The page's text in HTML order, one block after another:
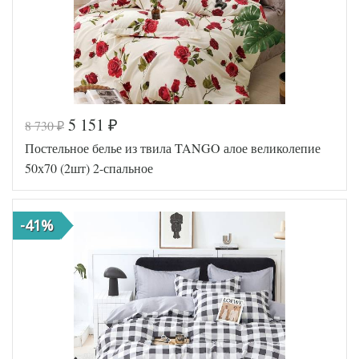
Производитель
Tango
(Китай)
Код товара
577-945
Артикул
TT1247
Ткань
Твил
Размер
пододеяльника
180х210
Размер
простыни
50х70
(2шт)
Tango
(Китай)
8 730₽ 5 151 ₽
Постельное белье из твила TANGO алое великолепие
50х70 (2шт) 2-спальное
-41%